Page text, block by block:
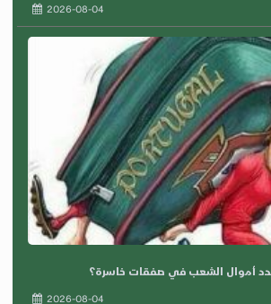
2026-08-04
أموال الشعب في صفقات خاسرة؟
2026-08-04